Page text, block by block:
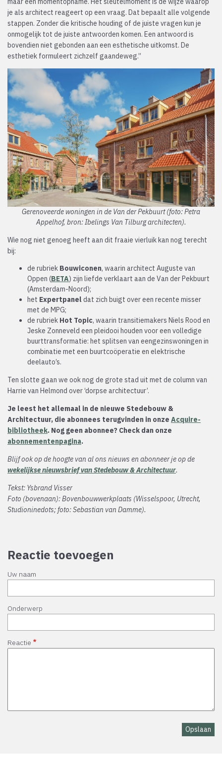
je als architect reageert op een vraag. Dat bepaalt alle volgende
stappen. Zonder die kritische houding of de juiste vragen kun je
onmogelijk tot de juiste antwoorden komen. Een antwoord is
bovendien niet gebonden aan een esthetische uitkomst. De
esthetiek formuleert zichzelf gaandeweg.”
Gerenoveerde woningen in de Van der Pekbuurt (foto: Petra
Appelhof, bron: Ibelings Van Tilburg architecten).
Wie nog niet genoeg heeft aan dit fraaie vierluik kan nog terecht
bij:
de rubriek Bouwiconen, waarin architect Auguste van
Oppen (BETA) zijn liefde verklaart aan de Van der Pekbuurt
(Amsterdam-Noord);
het Expertpanel dat zich buigt over een recente misser
met de MPG;
de rubriek Hot Topic, waarin transitiemakers Niels Rood en
Jeske Zonneveld een pleidooi houden voor een volledige
buurttransformatie: het splitsen van eengezinswoningen in
combinatie met een buurtcoöperatie en elektrische
deelauto’s.
Ten slotte gaan we ook nog de grote stad uit met de column van
Harrie van Helmond over ‘dorpse architectuur’.
Je leest het allemaal in de nieuwe Stedebouw &
Architectuur, die abonnees terugvinden in onze Acquire-
bibliotheek. Nog geen abonnee? Check dan onze
abonnementenpagina.
Blijf ook op de hoogte van al ons nieuws en abonneer je op de
wekelijkse nieuwsbrief van Stedebouw & Architectuur.
Tekst: Ysbrand Visser
Foto (bovenaan): Bovenbouwwerkplaats (Wisselspoor, Utrecht,
Studioninedots; foto: Sebastian van Damme).
Reactie toevoegen
Uw naam
Onderwerp
Reactie